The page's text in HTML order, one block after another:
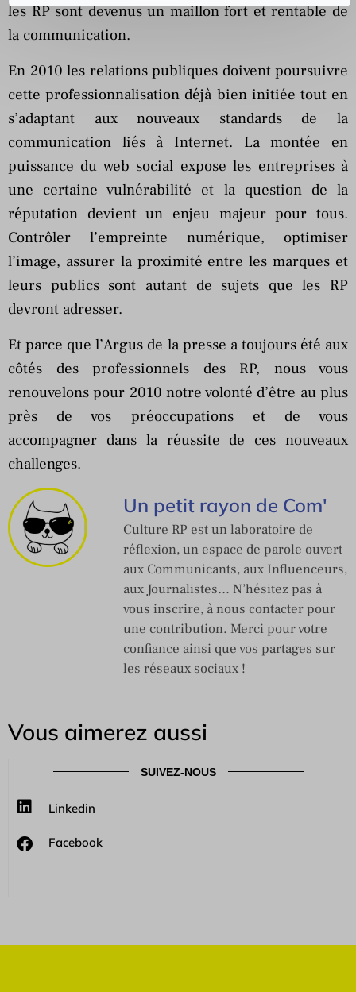
les RP sont devenus un maillon fort et rentable de
la communication.
En 2010 les relations publiques doivent poursuivre
cette professionnalisation déjà bien initiée tout en
s’adaptant aux nouveaux standards de la
communication liés à Internet. La montée en
puissance du web social expose les entreprises à
une certaine vulnérabilité et la question de la
réputation devient un enjeu majeur pour tous.
Contrôler l’empreinte numérique, optimiser
l’image, assurer la proximité entre les marques et
leurs publics sont autant de sujets que les RP
devront adresser.
Et parce que l’Argus de la presse a toujours été aux
côtés des professionnels des RP, nous vous
renouvelons pour 2010 notre volonté d’être au plus
près de vos préoccupations et de vous
accompagner dans la réussite de ces nouveaux
challenges.
Un petit rayon de Com'
Culture RP est un laboratoire de
réflexion, un espace de parole ouvert
aux Communicants, aux Influenceurs,
aux Journalistes… N’hésitez pas à
vous inscrire, à nous contacter pour
une contribution. Merci pour votre
confiance ainsi que vos partages sur
les réseaux sociaux !
Vous aimerez aussi
SUIVEZ-NOUS
Linkedin
Facebook